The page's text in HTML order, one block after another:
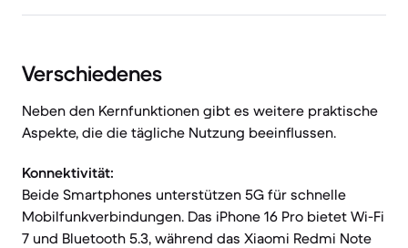
Verschiedenes
Neben den Kernfunktionen gibt es weitere praktische
Aspekte, die die tägliche Nutzung beeinflussen.
Konnektivität:
Beide Smartphones unterstützen 5G für schnelle
Mobilfunkverbindungen. Das iPhone 16 Pro bietet Wi-Fi
7 und Bluetooth 5.3, während das Xiaomi Redmi Note